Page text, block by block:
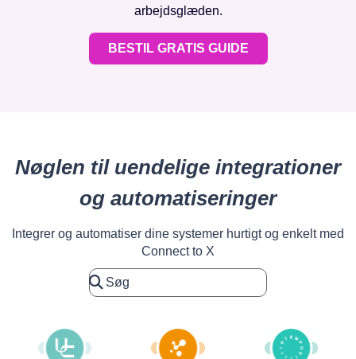
arbejdsglæden.
BESTIL GRATIS GUIDE
Nøglen til uendelige integrationer
og automatiseringer
Integrer og automatiser dine systemer hurtigt og enkelt med
Connect to X